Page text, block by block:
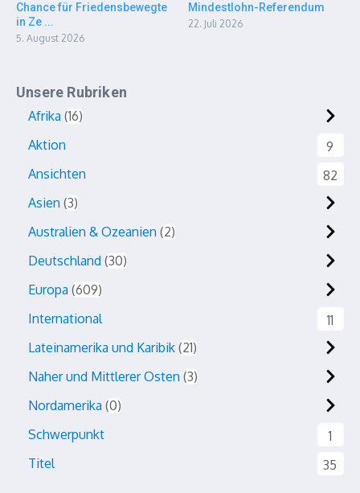
Chance für Friedensbewegte
in Ze ...
5. August 2026
Mindestlohn-Referendum
22. Juli 2026
Unsere Rubriken
Afrika 16
Aktion
9
Ansichten
82
Asien 3
Australien & Ozeanien 2
Deutschland 30
Europa 609
International
11
Lateinamerika und Karibik 21
Naher und Mittlerer Osten 3
Nordamerika 0
Schwerpunkt
1
Titel
35